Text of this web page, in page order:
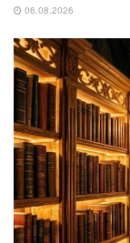
06.08.2026